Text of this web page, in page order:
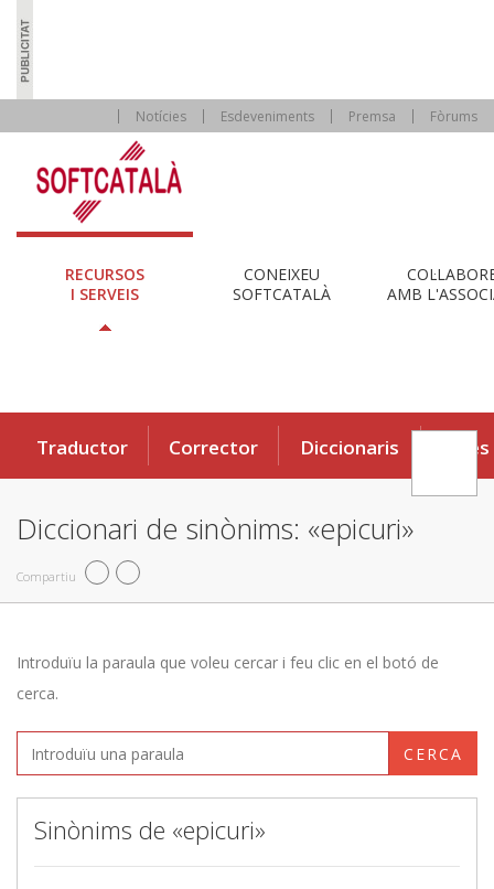
Notícies Esdeveniments Premsa Fòrums
RECURSOS
I SERVEIS
CONEIXEU
SOFTCATALÀ
AMB
Traductor Corrector Diccionaris Eines
Diccionari de sinònims: «epicuri»
Compartiu
Introduïu la paraula que voleu cercar i feu clic en el botó de
cerca.
CERCA
Sinònims de «epicuri»